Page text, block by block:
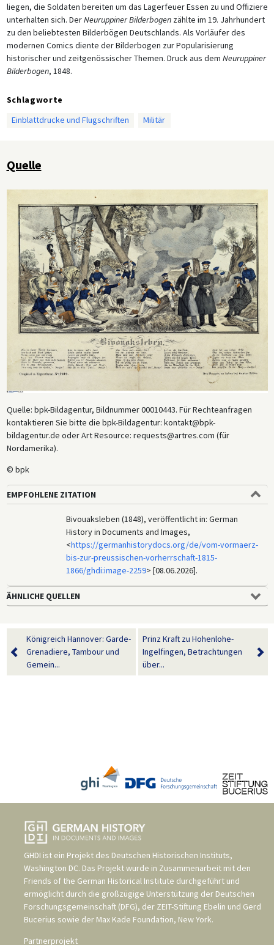
liegen, die Soldaten bereiten um das Lagerfeuer Essen zu und Offiziere
unterhalten sich. DerNeuruppiner Bilderbogenzählte im 19. Jahrhundert
zu den beliebtesten Bilderbögen Deutschlands. Als Vorläufer des
modernen Comics diente der Bilderbogen zur Popularisierung
historischer und zeitgenössischer Themen. Druck aus dem Neuruppiner
Bilderbogen, 1848.
Schlagworte
Einblattdrucke und Flugschriften
Militär
Quelle
Quelle: bpk-Bildagentur, Bildnummer 00010443. Für Rechteanfragen
kontaktieren Sie bitte die bpk-Bildagentur: kontakt@bpk-
bildagentur.de oder Art Resource: requests@artres.com (für
Nordamerika).
© bpk
EMPFOHLENE ZITATION
Bivouaksleben (1848), veröffentlicht in: German
History in Documents and Images,
<https://germanhistorydocs.org/de/vom-vormaerz-
bis-zur-preussischen-vorherrschaft-1815-
1866/ghdi:image-2259> [08.06.2026].
ÄHNLICHE QUELLEN
Königreich Hannover: Garde-
Grenadiere, Tambour und
Gemein...
Prinz Kraft zu Hohenlohe-
Ingelfingen, Betrachtungen
über...
GHDI ist ein Projekt des Deutschen Historischen Instituts,
Washington DC. Das Projekt wurde in Zusammenarbeit mit den
Friends of the German Historical Institute durchgeführt und
ermöglicht durch die großzügige Unterstützung der Deutschen
Forschungsgemeinschaft (DFG), der ZEIT-Stiftung Ebelin und Gerd
Bucerius sowie der Max Kade Foundation, New York.
Partnerprojekt